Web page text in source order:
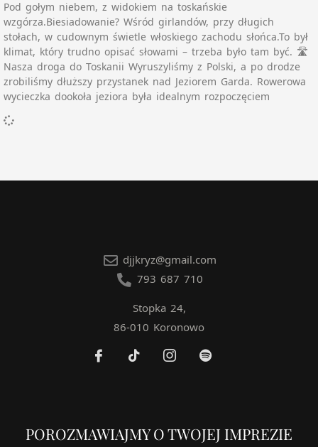
Pod gołym niebem, z widokiem na toskańskie
wzgórza.Biesiadowanie? Wśród girlandów, przy długich
stołach, w cudownym świetle włoskiego zachodu słońca.To był
klimat, który trudno opisać słowami – trzeba było tam być. 🛣
Nasza droga do Toskanii Wyruszyliśmy z Polski, a po drodze
zrobiliśmy dłuższy przystanek nad Jeziorem Garda. Rowerowa
wycieczka dookoła jeziora była idealnym rozpoczęciem
djjkryz@gmail.com
793 687 710
Stopka 24,
86-010 Koronowo
POROZMAWIAJMY O TWOJEJ IMPREZIE